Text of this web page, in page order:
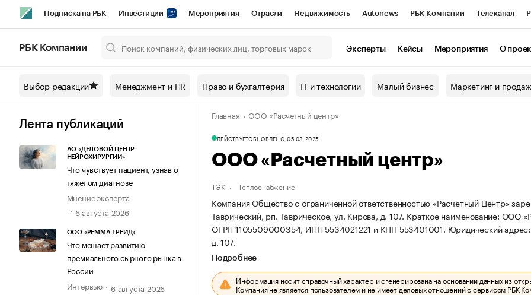
Подписка на РБК Инвестиции Мероприятия Отрасли Недвижимость Autonews РБК Компании Телеканал
Спецпроекты СПб Конференции СПб Спецпроекты Проверка контрагентов
Технологии и медиа Рынок наличной валюты
РБК Компании Эксперты Кейсы Мероприятия О
Выбор редакции Менеджмент и HR Право и бухгалтерия IT и технологии Малый бизнес Маркетинг и
Лента публикаций
АО «ДЕЛОВОЙ ЦЕНТР
НЕЙРОХИРУРГИИ»
Что чувствует пациент, узнав о
тяжелом диагнозе
Мнение эксперта
6 августа 2026
ООО «РЕММА ТРЕЙД»
Что мешает развитию
премиального сырного рынка в
России
Интервью
6 августа 2026
Главная ООО «Расчетный центр»
ДЕЙСТВУЕТОБНОВЛЕНО, 05.03.2025
ООО «Расчетный центр»
ТЭК Теплоснабжение
Компания Общество с ограниченной ответственностью «Расчетный Центр»
Таврический, рп. Таврическое, ул. Кирова, д. 107. Краткое наименование: ООО
ОГРН 1105509000354, ИНН 5534021221 и КПП 553401001. Юридический
д. 107.
Подробнее
Информация носит справочный характер и сгенерирована на основании данных из
Компания не является пользователем и не имеет деловых отношений с сервисом РБК